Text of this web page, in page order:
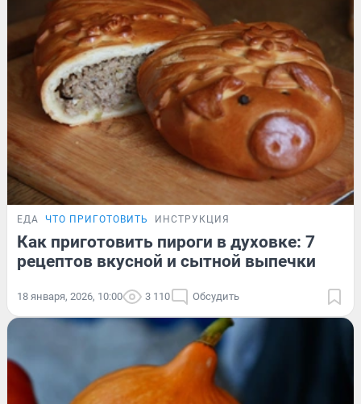
ЕДА ЧТО ПРИГОТОВИТЬ ИНСТРУКЦИЯ
Как приготовить пироги в духовке: 7
рецептов вкусной и сытной выпечки
18 января, 2026, 10:00 3 110 Обсудить